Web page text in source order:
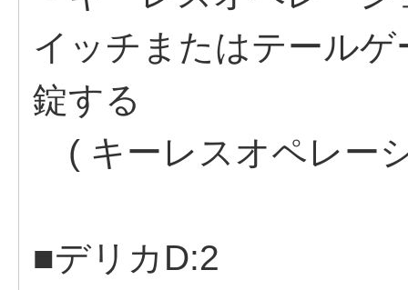
イッチまたはテール
錠する
( キーレスオペレー
■デリカD:2